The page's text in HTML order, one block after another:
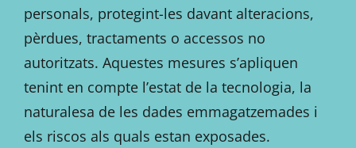
personals, protegint-les davant alteracions,
pèrdues, tractaments o accessos no
autoritzats. Aquestes mesures s’apliquen
tenint en compte l’estat de la tecnologia, la
naturalesa de les dades emmagatzemades i
els riscos als quals estan exposades.